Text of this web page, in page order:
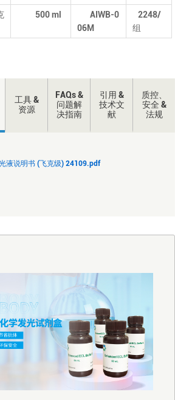
500 ml
AIWB-0
06M
2248/
组
工具 &
资源
FAQs &
问题解
决指南
引用 &
技术文
献
质控、
安全 &
法规
液说明书 (飞克级) 24109.pdf